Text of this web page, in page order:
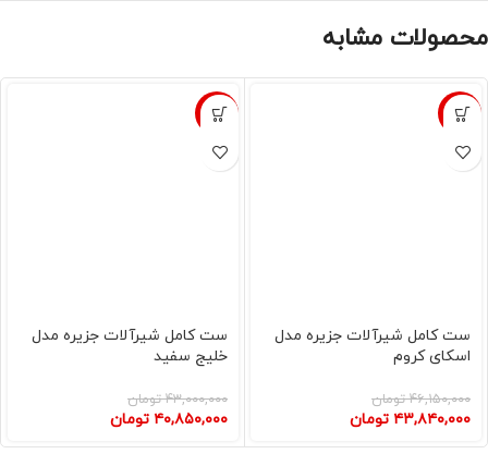
محصولات مشابه
-5%
ست کامل شیرآلات جزیره مدل
اسکای کروم
۴۶,۱۵۰,۰۰۰ تومان
۴۳,۸۴۰,۰۰۰ تومان
-5%
ست کامل شیرآلات جزیره مدل
خلیج سفید
۴۳,۰۰۰,۰۰۰ تومان
۴۰,۸۵۰,۰۰۰ تومان